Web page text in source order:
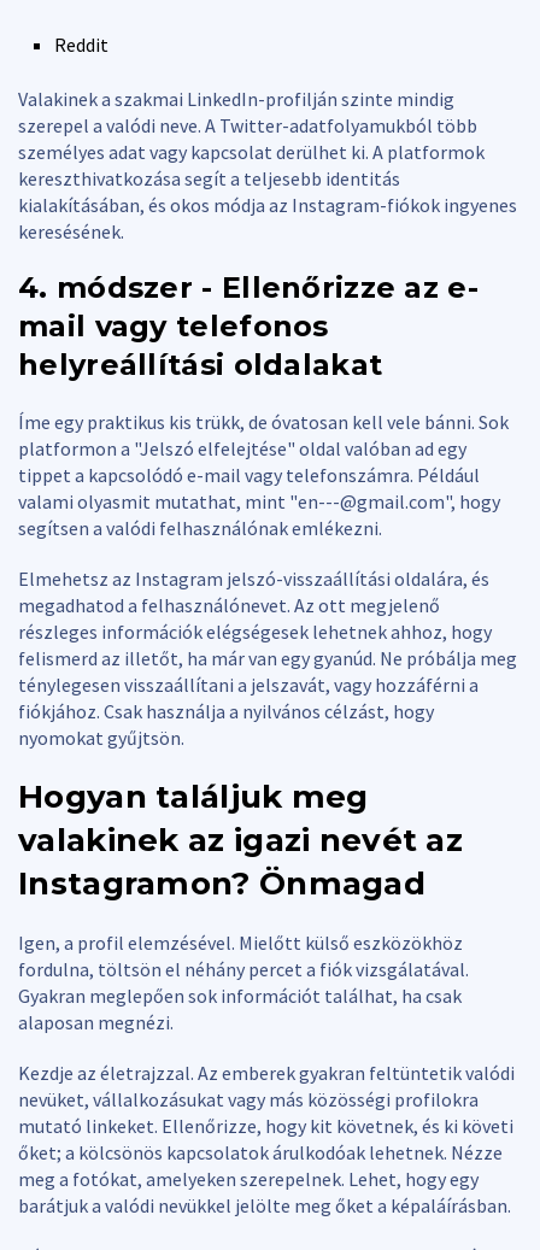
Reddit
Valakinek a szakmai LinkedIn-profilján szinte mindig
szerepel a valódi neve. A Twitter-adatfolyamukból több
személyes adat vagy kapcsolat derülhet ki. A platformok
kereszthivatkozása segít a teljesebb identitás
kialakításában, és okos módja az Instagram-fiókok ingyenes
keresésének.
4. módszer - Ellenőrizze az e-
mail vagy telefonos
helyreállítási oldalakat
Íme egy praktikus kis trükk, de óvatosan kell vele bánni. Sok
platformon a "Jelszó elfelejtése" oldal valóban ad egy
tippet a kapcsolódó e-mail vagy telefonszámra. Például
valami olyasmit mutathat, mint "en---@gmail.com", hogy
segítsen a valódi felhasználónak emlékezni.
Elmehetsz az Instagram jelszó-visszaállítási oldalára, és
megadhatod a felhasználónevet. Az ott megjelenő
részleges információk elégségesek lehetnek ahhoz, hogy
felismerd az illetőt, ha már van egy gyanúd. Ne próbálja meg
ténylegesen visszaállítani a jelszavát, vagy hozzáférni a
fiókjához. Csak használja a nyilvános célzást, hogy
nyomokat gyűjtsön.
Hogyan találjuk meg
valakinek az igazi nevét az
Instagramon? Önmagad
Igen, a profil elemzésével. Mielőtt külső eszközökhöz
fordulna, töltsön el néhány percet a fiók vizsgálatával.
Gyakran meglepően sok információt találhat, ha csak
alaposan megnézi.
Kezdje az életrajzzal. Az emberek gyakran feltüntetik valódi
nevüket, vállalkozásukat vagy más közösségi profilokra
mutató linkeket. Ellenőrizze, hogy kit követnek, és ki követi
őket; a kölcsönös kapcsolatok árulkodóak lehetnek. Nézze
meg a fotókat, amelyeken szerepelnek. Lehet, hogy egy
barátjuk a valódi nevükkel jelölte meg őket a képaláírásban.